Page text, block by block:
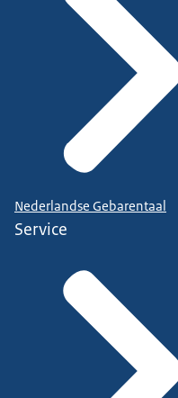
Nederlandse Gebarentaal
Service